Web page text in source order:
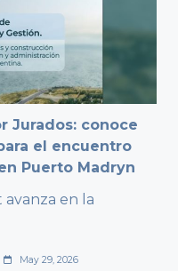
Jurados: conoce
el encuentro
Puerto Madryn
en la
May 29, 2026